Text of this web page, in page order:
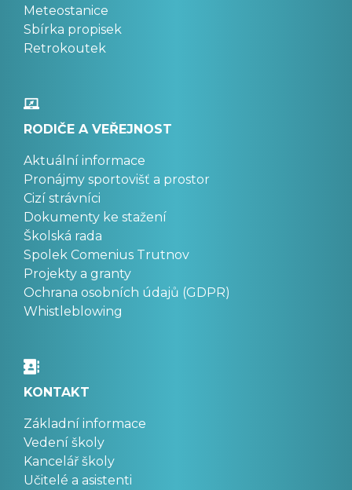
Meteostanice
Sbírka propisek
Retrokoutek
RODIČE A VEŘEJNOST
Aktuální informace
Pronájmy sportovišť a prostor
Cizí strávníci
Dokumenty ke stažení
Školská rada
Spolek Comenius Trutnov
Projekty a granty
Ochrana osobních údajů (GDPR)
Whistleblowing
KONTAKT
Základní informace
Vedení školy
Kancelář školy
Učitelé a asistenti